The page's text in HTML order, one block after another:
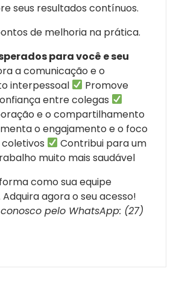
seus resultados contínuos.
de melhoria na prática.
para você e seu
a comunicação e o
interpessoal
Promove
entre colegas
e o compartilhamento
o engajamento e o foco
Contribui para um
muito mais saudável
como sua equipe
agora o seu acesso!
pelo WhatsApp: (27)